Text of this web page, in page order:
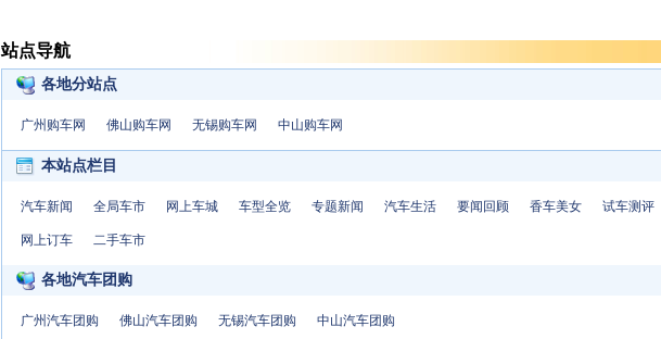
站点导航
各地分站点
广州购车网 佛山购车网 无锡购车网 中山购车网
本站点栏目
汽车新闻 全局车市 网上车城 车型全览 专题新闻 汽车生活 要闻回顾 香车美女 试车测评
网上订车 二手车市
各地汽车团购
广州汽车团购 佛山汽车团购 无锡汽车团购 中山汽车团购